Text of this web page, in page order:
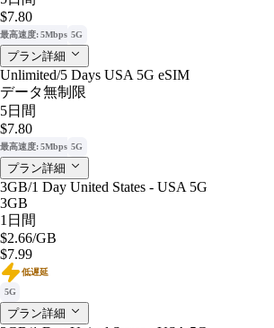
$7.80
最高速度: 5Mbps 5G
プラン詳細
Unlimited/5 Days USA 5G eSIM
データ無制限
5日間
$7.80
最高速度: 5Mbps 5G
プラン詳細
3GB/1 Day United States - USA 5G
3GB
1日間
$2.66/GB
$7.99
低遅延
5G
プラン詳細